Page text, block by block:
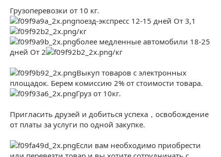
Грузоперевозки от 10 кг.
поезд-экспресс 12-15 дней От 3,1
/кг
более медленные автомобили 18-25
дней От 2
/кг
Выкуп товаров с электронных
площадок. Берем комиссию 2% от стоимости товара.
Груз от 10кг.
Пригласить друзей и добиться успеха，освобождение
от платы за услуги по одной закупке.
Если вам необходимо приобрести